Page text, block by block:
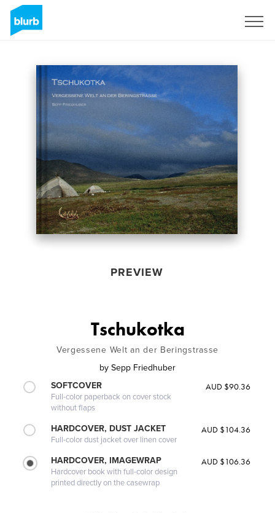
PREVIEW
Tschukotka
Vergessene Welt an der Beringstrasse
by Sepp Friedhuber
SOFTCOVER
Full-color paperback on cover stock
without flaps
AUD $90.36
HARDCOVER, DUST JACKET
Full-color dust jacket over linen cover
AUD $104.36
HARDCOVER, IMAGEWRAP
Hardcover book with full-color design
printed directly on the casewrap
AUD $106.36